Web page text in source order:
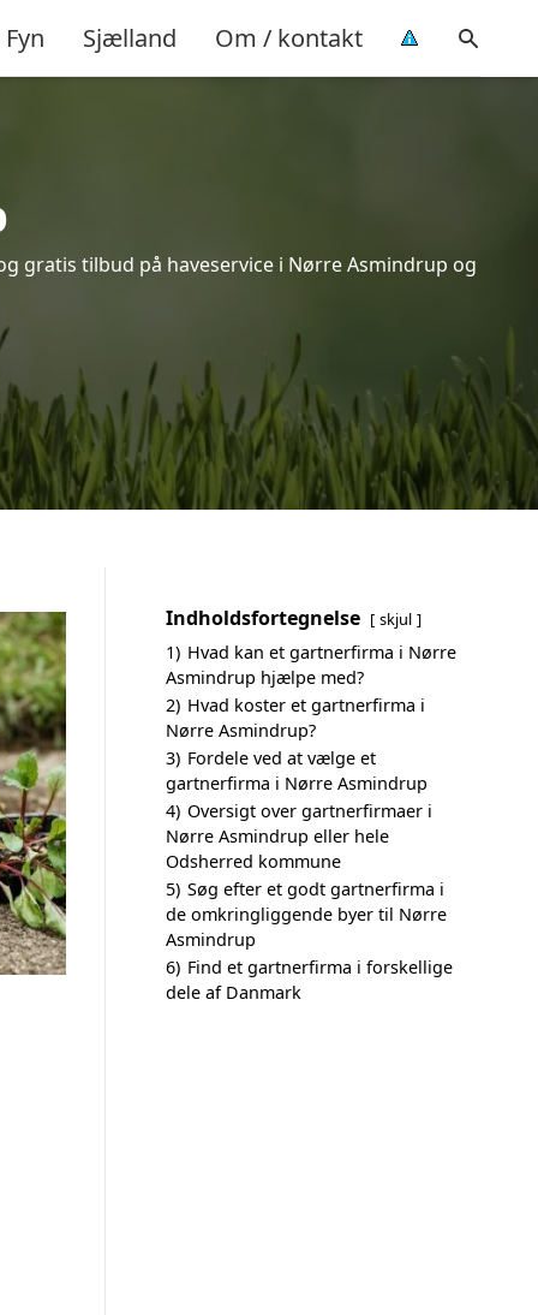
Fyn Sjælland Om / kontakt
gratis tilbud på haveservice i Nørre Asmindrup og
Indholdsfortegnelse skjul
1) Hvad kan et gartnerfirma i Nørre
Asmindrup hjælpe med?
2) Hvad koster et gartnerfirma i
Nørre Asmindrup?
3) Fordele ved at vælge et
gartnerfirma i Nørre Asmindrup
4) Oversigt over gartnerfirmaer i
Nørre Asmindrup eller hele
Odsherred kommune
5) Søg efter et godt gartnerfirma i
de omkringliggende byer til Nørre
Asmindrup
6) Find et gartnerfirma i forskellige
dele af Danmark